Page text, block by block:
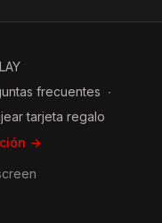
frecuentes ∙
tarjeta regalo
->